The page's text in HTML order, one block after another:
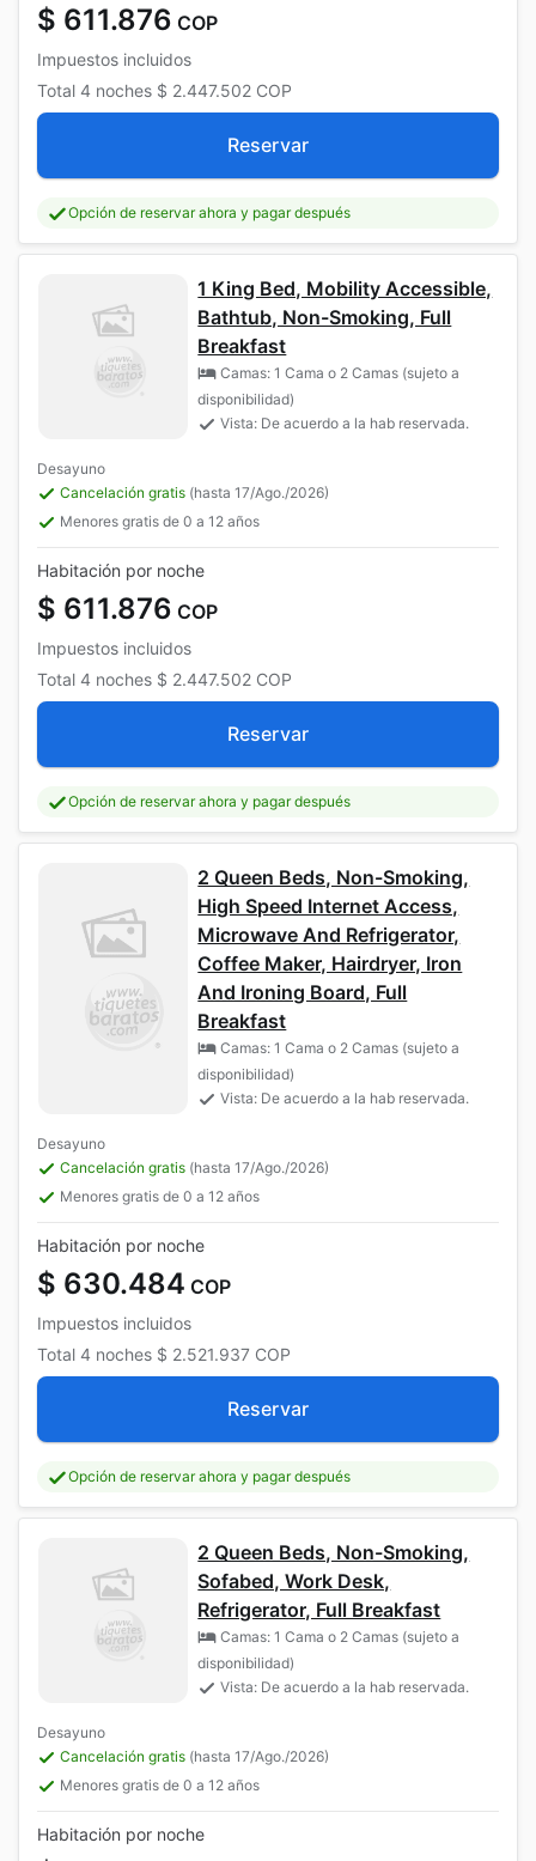
$ 611.876 COP
Impuestos incluidos
Total 4 noches $ 2.447.502 COP
Reservar
Opción de reservar ahora y pagar después
1 King Bed, Mobility Accessible,
Bathtub, Non-Smoking, Full
Breakfast
Camas: 1 Cama o 2 Camas (sujeto a
disponibilidad)
Vista: De acuerdo a la hab reservada.
Desayuno
Cancelación gratis (hasta 17/Ago./2026)
Menores gratis de 0 a 12 años
Habitación por noche
$ 611.876 COP
Impuestos incluidos
Total 4 noches $ 2.447.502 COP
Reservar
Opción de reservar ahora y pagar después
2 Queen Beds, Non-Smoking,
High Speed Internet Access,
Microwave And Refrigerator,
Coffee Maker, Hairdryer, Iron
And Ironing Board, Full
Breakfast
Camas: 1 Cama o 2 Camas (sujeto a
disponibilidad)
Vista: De acuerdo a la hab reservada.
Desayuno
Cancelación gratis (hasta 17/Ago./2026)
Menores gratis de 0 a 12 años
Habitación por noche
$ 630.484 COP
Impuestos incluidos
Total 4 noches $ 2.521.937 COP
Reservar
Opción de reservar ahora y pagar después
2 Queen Beds, Non-Smoking,
Sofabed, Work Desk,
Refrigerator, Full Breakfast
Camas: 1 Cama o 2 Camas (sujeto a
disponibilidad)
Vista: De acuerdo a la hab reservada.
Desayuno
Cancelación gratis (hasta 17/Ago./2026)
Menores gratis de 0 a 12 años
Habitación por noche